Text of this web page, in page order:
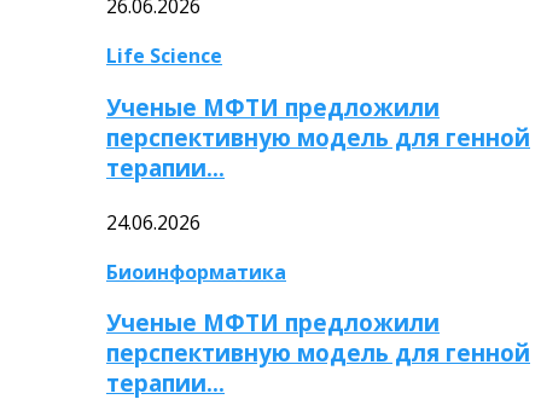
26.06.2026
Life Science
Ученые МФТИ предложили
перспективную модель для генной
терапии…
24.06.2026
Биоинформатика
Ученые МФТИ предложили
перспективную модель для генной
терапии…